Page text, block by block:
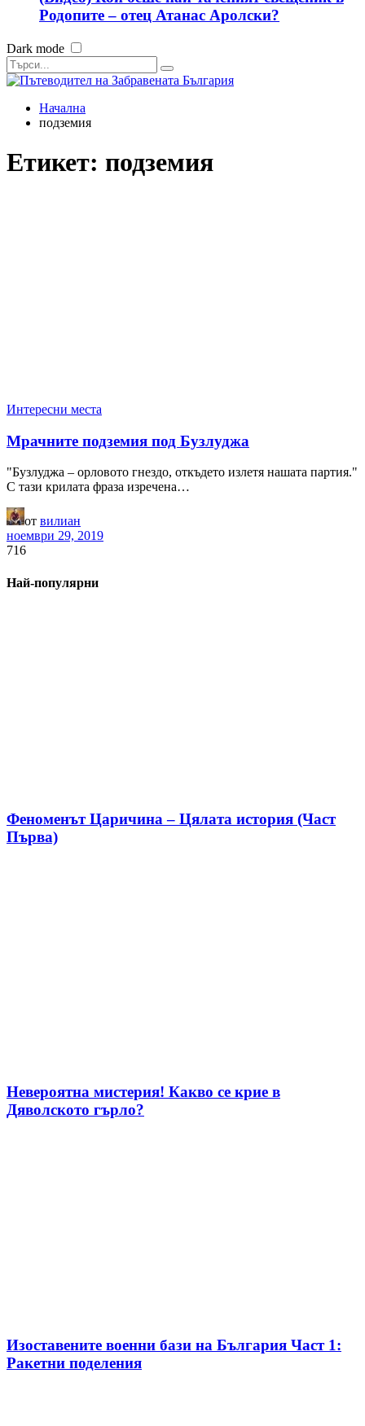
Родопите – отец Атанас Аролски?
Dark mode
Начална
подземия
Етикет: подземия
Интересни места
Мрачните подземия под Бузлуджа
"Бузлуджа – орловото гнездо, откъдето излетя нашата партия."
С тази крилата фраза изречена…
от вилиан
ноември 29, 2019
716
Най-популярни
Феноменът Царичина – Цялата история (Част
Първа)
Невероятна мистерия! Какво се крие в
Дяволското гърло?
Изоставените военни бази на България Част 1:
Ракетни поделения